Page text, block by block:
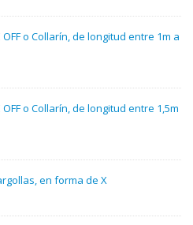
o Collarín, de longitud entre 1m a
o Collarín, de longitud entre 1,5m
en forma de X